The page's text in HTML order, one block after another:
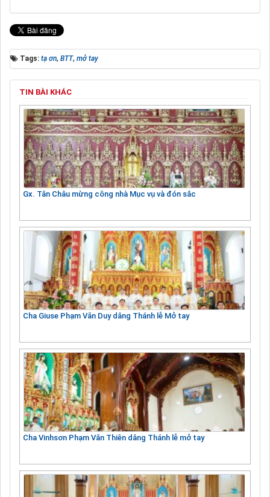
Tags: tạ ơn, BTT, mở tay
TIN BÀI KHÁC
Gx. Tân Châu mừng công nhà Mục vụ và đón sắc
Cha Giuse Phạm Văn Duy dâng Thánh lễ Mở tay
Cha Vinhsơn Phạm Văn Thiên dâng Thánh lễ mở tay